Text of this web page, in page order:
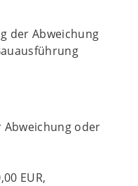
der Abweichung
Abweichung oder
EUR,